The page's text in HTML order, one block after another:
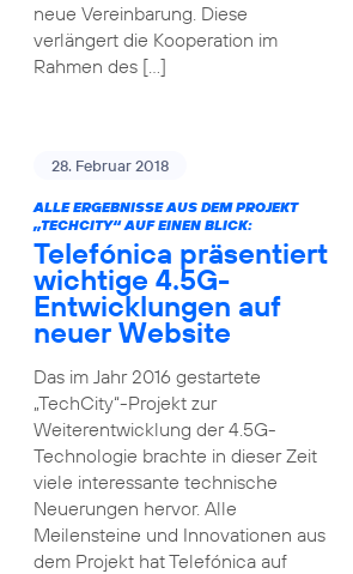
neue Vereinbarung. Diese
verlängert die Kooperation im
Rahmen des […]
28. Februar 2018
ALLE ERGEBNISSE AUS DEM PROJEKT
„TECHCITY“ AUF EINEN BLICK:
Telefónica präsentiert
wichtige 4.5G-
Entwicklungen auf
neuer Website
Das im Jahr 2016 gestartete
„TechCity“-Projekt zur
Weiterentwicklung der 4.5G-
Technologie brachte in dieser Zeit
viele interessante technische
Neuerungen hervor. Alle
Meilensteine und Innovationen aus
dem Projekt hat Telefónica auf